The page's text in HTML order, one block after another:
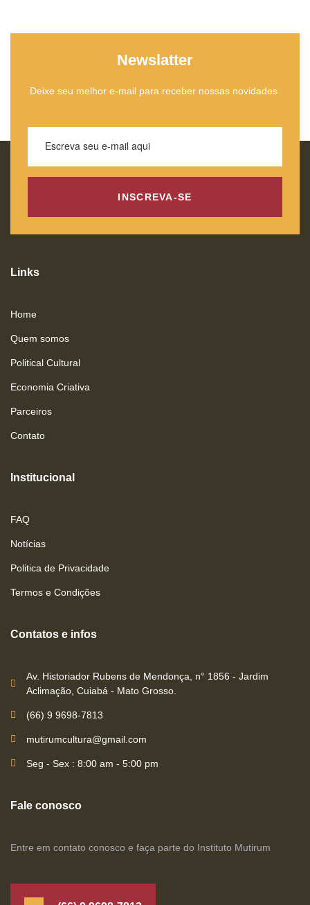
Newslatter
Deixe seu melhor e-mail para receber nossas novidades
INSCREVA-SE
Links
Home
Quem somos
Political Cultural
Economia Criativa
Parceiros
Contato
Institucional
FAQ
Notícias
Politica de Privacidade
Termos e Condições
Contatos e infos
Av. Historiador Rubens de Mendonça, n° 1856 - Jardim
Aclimação, Cuiabá - Mato Grosso.
(66) 9 9698-7813
mutirumcultura@gmail.com
Seg - Sex : 8:00 am - 5:00 pm
Fale conosco
Entre em contato conosco e faça parte do Instituto Mutirum